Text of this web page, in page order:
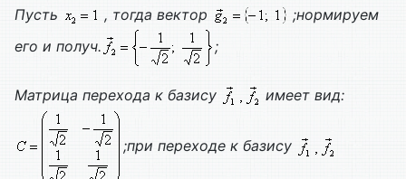
Пусть , тогда вектор
;нормируем
его и получ.
;
Матрица перехода к базису имеет вид:
;при переходе к базису